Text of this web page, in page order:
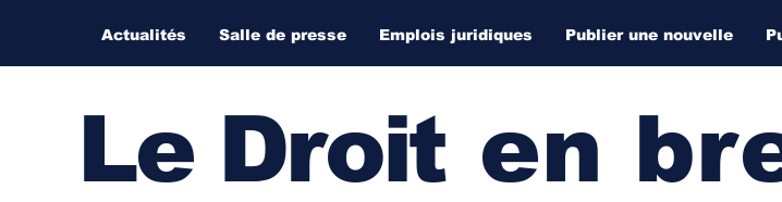
Actualités Salle de presse Emplois juridiques Publier une nouvelle
Le Droit en